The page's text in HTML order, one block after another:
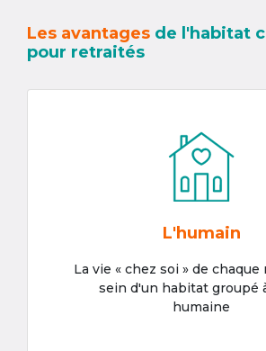
Les avantages de l'habitat
pour retraités
L'humain
La vie « chez soi » de chaque
sein d'un habitat groupé
humaine